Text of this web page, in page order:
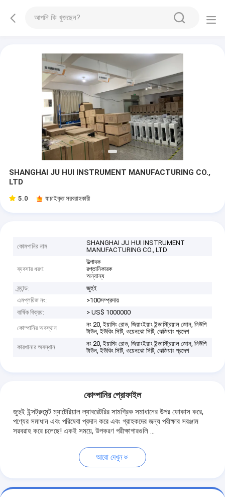
SHANGHAI JU HUI INSTRUMENT MANUFACTURING CO.,
LTD
5.0 যাচাইকৃত সরবরাহকারী
কোমপানির নাম
SHANGHAI JU HUI INSTRUMENT
MANUFACTURING CO., LTD
ব্যবসার ধরণ:
উত্পাদক
রপ্তানিকারক
অন্যান্য
ব্র্যান্ড:
জুহুই
এমপ্লয়িজ নং:
>100সম্প্রদায়
বার্ষিক বিক্রয়:
> US$ 1000000
কোম্পানির অবস্থান
নং 20, ইয়ামিং রোড, জিয়াংইয়াং ইন্ডাস্ট্রিয়াল জোন, লিউশি
টাউন, ইউকিং সিটি, ওয়েনঝো সিটি, ঝেজিয়াং প্রদেশ
কারখানার অবস্থান
নং 20, ইয়ামিং রোড, জিয়াংইয়াং ইন্ডাস্ট্রিয়াল জোন, লিউশি
টাউন, ইউকিং সিটি, ওয়েনঝো সিটি, ঝেজিয়াং প্রদেশ
কোম্পানির প্রোফাইল
জুহুই ইন্সট্রুমেন্ট ম্যাটেরিয়াল ল্যাবরেটরির সামগ্রিক সমাধানের উপর ফোকাস করে,
পণ্যের সমাধান এবং পরিষেবা প্রদান করে এবং গ্রাহকদের জন্য পরীক্ষার সরঞ্জাম
সরবরাহ করে চলেছে! একই সময়ে, উপকরণ পরীক্ষাগারগুলি ...
আরো দেখুন